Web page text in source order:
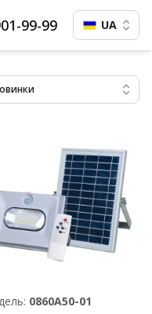
99-99 UA
0860A50-01